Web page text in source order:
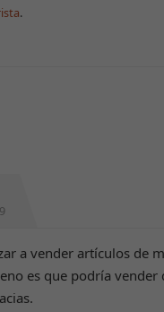
.
a vender artículos de
es que podría